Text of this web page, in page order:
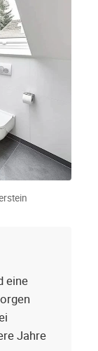
eine
Jahre